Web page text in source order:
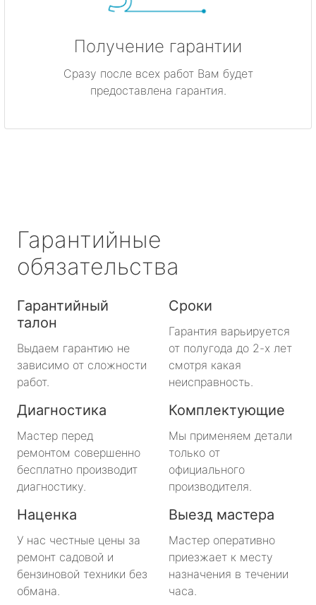
Получение гарантии
Сразу после всех работ Вам будет
предоставлена гарантия.
Гарантийные
обязательства
Гарантийный
талон
Выдаем гарантию не
зависимо от сложности
работ.
Сроки
Гарантия варьируется
от полугода до 2-х лет
смотря какая
неисправность.
Диагностика
Мастер перед
ремонтом совершенно
бесплатно производит
диагностику.
Комплектующие
Мы применяем детали
только от
официального
производителя.
Наценка
У нас честные цены за
ремонт садовой и
бензиновой техники без
обмана.
Выезд мастера
Мастер оперативно
приезжает к месту
назначения в течении
часа.